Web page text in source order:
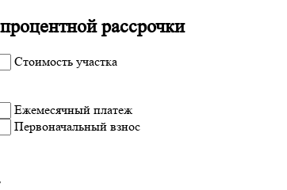
рассрочки
Cтоимость участка
Ежемесячный платеж
Первоначальный взнос